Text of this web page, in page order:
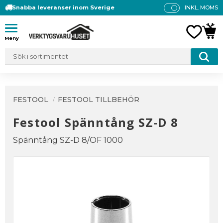
Meny
Snabba leveranser inom Sverige
P
INKL. MOMS
FESTOOL FESTOOL TILLBEHÖR
Festool Spänntång SZ-D 8
Spänntång SZ-D 8/OF 1000